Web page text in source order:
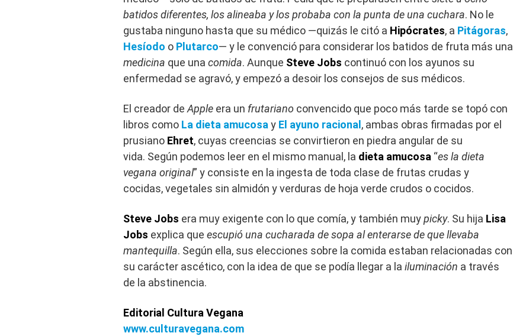
batidos diferentes, los alineaba y los probaba con la punta de una cuchara. No le
gustaba ninguno hasta que su médico —quizás le citó a Hipócrates, a Pitágoras,
Hesíodo o Plutarco— y le convenció para considerar los batidos de fruta más una
medicina que una comida. Aunque Steve Jobs continuó con los ayunos su
enfermedad se agravó, y empezó a desoir los consejos de sus médicos.
El creador de Apple era un frutariano convencido que poco más tarde se topó con
libros como La dieta amucosa y El ayuno racional , ambas obras firmadas por el
prusiano Ehret, cuyas creencias se convirtieron en piedra angular de su
vida. Según podemos leer en el mismo manual, la dieta amucosa “es la dieta
vegana original” y consiste en la ingesta de toda clase de frutas crudas y
cocidas, vegetales sin almidón y verduras de hoja verde crudos o cocidos.
Steve Jobs era muy exigente con lo que comía, y también muypicky. Su hija Lisa
Jobs explica que escupió una cucharada de sopa al enterarse de que llevaba
mantequilla. Según ella, sus elecciones sobre la comida estaban relacionadas con
su carácter ascético, con la idea de que se podía llegar a la iluminación a través
de la abstinencia.
Editorial Cultura Vegana
www.culturavegana.com